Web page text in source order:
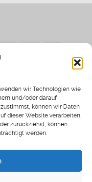
wir Technologien wie
und/oder darauf
können wir Daten
dieser Website verarbeiten.
zurückziehst, können
werden.